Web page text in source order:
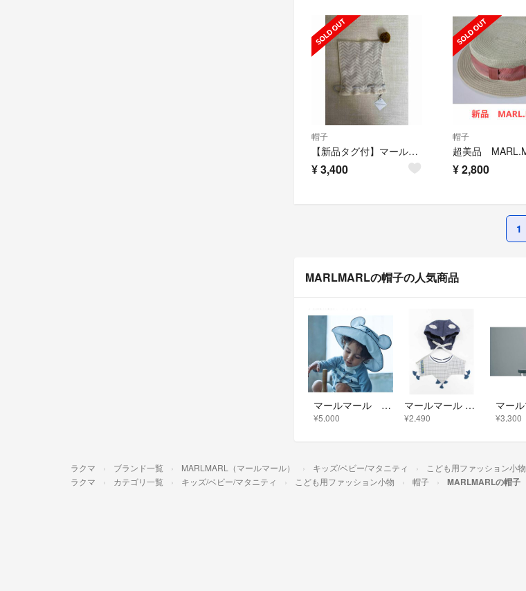
帽子
【新品タグ付】マールマール 帽子
¥3,400
帽子
¥2,800
1
MARLMARLの帽子の人気商品
マールマール marl marl ディズニー 水陸両用 帽子 ミッキー
¥5,000
マールマール スタイ＆帽子 キッズ 男児 グレー×紺【新品 未使用品】【ネット限定】【新入荷!】▲
¥2,490 ¥3,300
ラクマ ブランド一覧 MARLMARL（マールマール） キッズ/ベビー/マタニティ こども用ファッション小物
ラクマ カテゴリ一覧 キッズ/ベビー/マタニティ こども用ファッション小物 帽子 MARLMARLの帽子